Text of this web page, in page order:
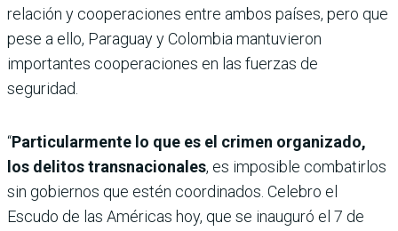
relación y cooperaciones entre ambos países, pero que
pese a ello, Paraguay y Colombia mantuvieron
importantes cooperaciones en las fuerzas de
seguridad.
“Particularmente lo que es el crimen organizado,
los delitos transnacionales, es imposible combatirlos
sin gobiernos que estén coordinados. Celebro el
Escudo de las Américas hoy, que se inauguró el 7 de